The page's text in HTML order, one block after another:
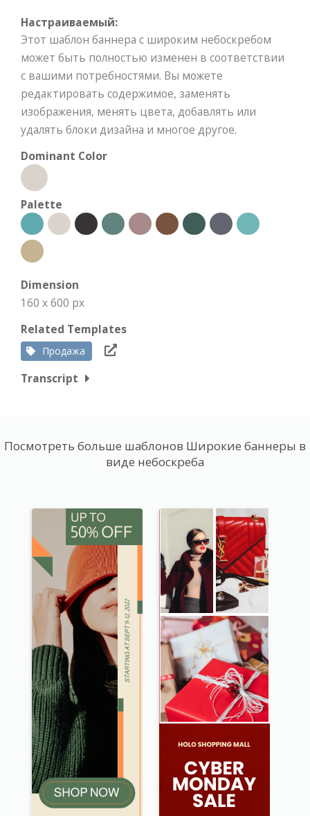
Настраиваемый:
Этот шаблон баннера с широким небоскребом
может быть полностью изменен в соответствии
с вашими потребностями. Вы можете
редактировать содержимое, заменять
изображения, менять цвета, добавлять или
удалять блоки дизайна и многое другое.
Dominant Color
Palette
Dimension
160 x 600 px
Related Templates
Продажа
Transcript
Посмотреть больше шаблонов Широкие баннеры в
виде небоскреба